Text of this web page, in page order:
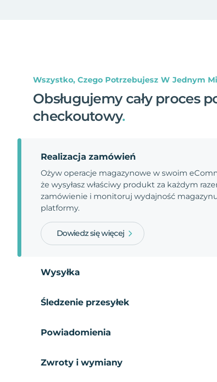
Wszystko, Czego Potrzebujesz W Jednym
Obsługujemy cały proces
checkoutowy.
Realizacja zamówień
Ożyw operacje magazynowe w swoim
że wysyłasz właściwy produkt za każdym
zamówienie i monitoruj wydajność
platformy.
Dowiedz się więcej
Wysyłka
Śledzenie przesyłek
Powiadomienia
Zwroty i wymiany